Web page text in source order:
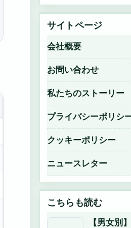
サイトページ
会社概要
お問い合わせ
私たちのストーリー
プライバシーポリシ
クッキーポリシー
ニュースレター
こちらも読む
【男女別